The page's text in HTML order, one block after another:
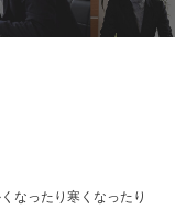
なったり寒くなったり